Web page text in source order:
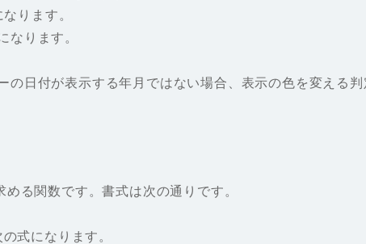
ります。
なります。
日付が表示する年月ではない場合、表示の色を変える判
る関数です。書式は次の通りです。
式になります。